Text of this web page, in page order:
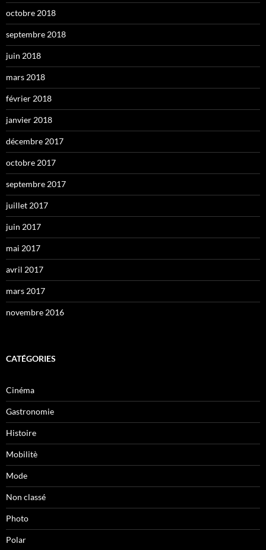
octobre 2018
septembre 2018
juin 2018
mars 2018
février 2018
janvier 2018
décembre 2017
octobre 2017
septembre 2017
juillet 2017
juin 2017
mai 2017
avril 2017
mars 2017
novembre 2016
CATÉGORIES
Cinéma
Gastronomie
Histoire
Mobilitè
Mode
Non classé
Photo
Polar